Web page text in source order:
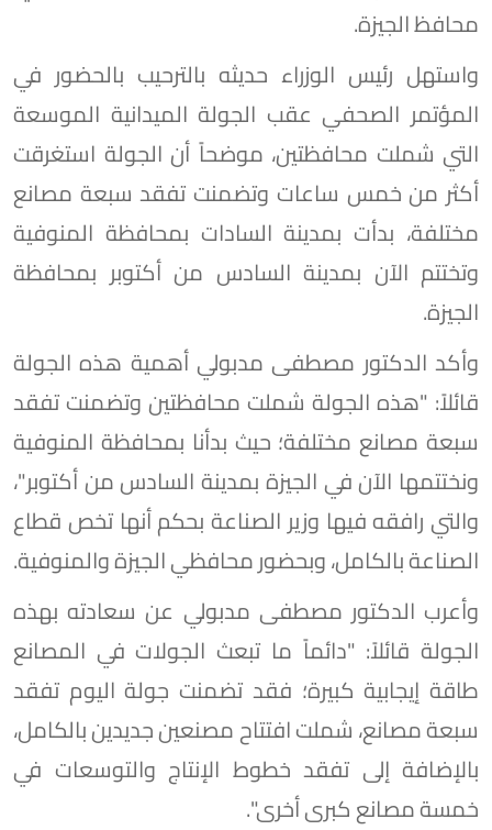
محافظ الجيزة.
واستهل رئيس الوزراء حديثه بالترحيب بالحضور في
المؤتمر الصحفي عقب الجولة الميدانية الموسعة
التي شملت محافظتين، موضحاً أن الجولة استغرقت
أكثر من خمس ساعات وتضمنت تفقد سبعة مصانع
مختلفة، بدأت بمدينة السادات بمحافظة المنوفية
وتختتم الآن بمدينة السادس من أكتوبر بمحافظة
الجيزة.
وأكد الدكتور مصطفى مدبولي أهمية هذه الجولة
قائلاً: "هذه الجولة شملت محافظتين وتضمنت تفقد
سبعة مصانع مختلفة؛ حيث بدأنا بمحافظة المنوفية
ونختتمها الآن في الجيزة بمدينة السادس من أكتوبر"،
والتي رافقه فيها وزير الصناعة بحكم أنها تخص قطاع
الصناعة بالكامل، وبحضور محافظي الجيزة والمنوفية.
وأعرب الدكتور مصطفى مدبولي عن سعادته بهذه
الجولة قائلاً: "دائماً ما تبعث الجولات في المصانع
طاقة إيجابية كبيرة؛ فقد تضمنت جولة اليوم تفقد
سبعة مصانع، شملت افتتاح مصنعين جديدين بالكامل،
بالإضافة إلى تفقد خطوط الإنتاج والتوسعات في
خمسة مصانع كبرى أخرى".